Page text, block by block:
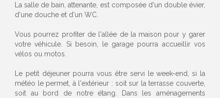
La salle de bain, attenante, est composée d'un double évier,
d'une douche et d'un WC.
Vous pourrez profiter de l'allée de la maison pour y garer
votre véhicule. Si besoin, le garage pourra accueillir vos
vélos ou motos.
Le petit déjeuner pourra vous être servi le week-end, si la
météo le permet, à l'extérieur : soit sur la terrasse couverte,
soit au bord de notre étang. Dans les aménagements